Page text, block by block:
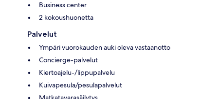
Business center
2 kokoushuonetta
Palvelut
Ympäri vuorokauden auki oleva vastaanotto
Concierge-palvelut
Kiertoajelu-/lippupalvelu
Kuivapesula/pesulapalvelut